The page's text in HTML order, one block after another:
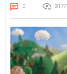
0 3177